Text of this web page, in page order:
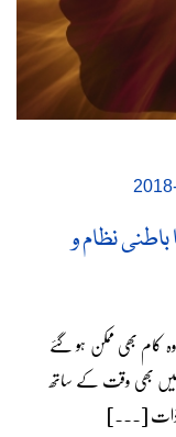
نظام و
کام بھی ممکن ہو گئے
میں بھی وقت کے ساتھ
کی ذات [...]